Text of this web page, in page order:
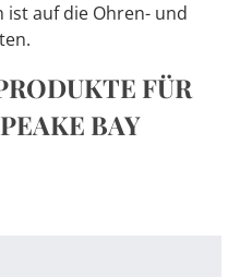
ist auf die Ohren- und
FÜR
BAY